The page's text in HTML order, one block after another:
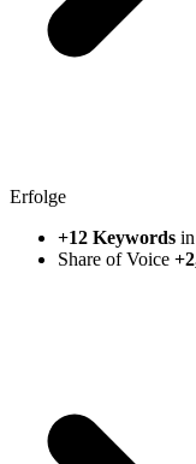
Erfolge
+12 Keywords
Share of Voice